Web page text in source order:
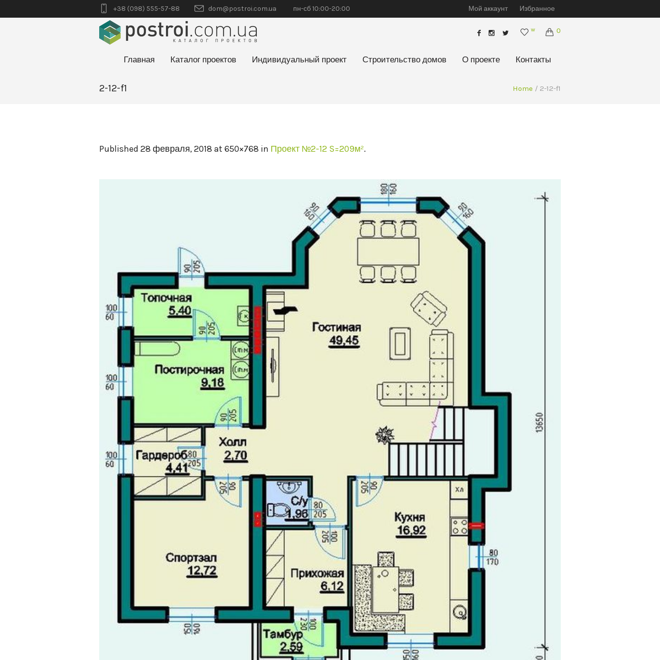
Мой аккаунт Избранное
+38 (098) 555-57-88 dom@postroi.com.ua пн-сб 10:00-20:00
0
w
Главная Каталог проектов Индивидуальный проект Строительство домов О проекте Контакты
2-12-f1 Home / 2-12-f1
Published 28 февраля, 2018 at 650×768 in Проект №2-12 S=209м².